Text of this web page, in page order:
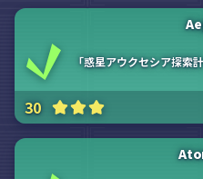
「惑星アウクセシア探
30